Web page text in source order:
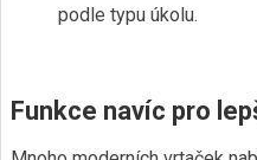
podle typu úkolu.
Funkce navíc pro